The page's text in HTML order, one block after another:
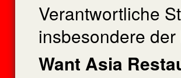
Verantwortliche
insbesondere
Want Asia